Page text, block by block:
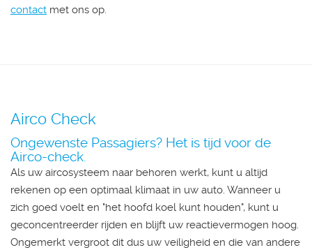
contact met ons op.
Airco Check
Ongewenste Passagiers? Het is tijd voor de
Airco-check.
Als uw aircosysteem naar behoren werkt, kunt u altijd
rekenen op een optimaal klimaat in uw auto. Wanneer u
zich goed voelt en "het hoofd koel kunt houden", kunt u
geconcentreerder rijden en blijft uw reactievermogen hoog.
Ongemerkt vergroot dit dus uw veiligheid en die van andere